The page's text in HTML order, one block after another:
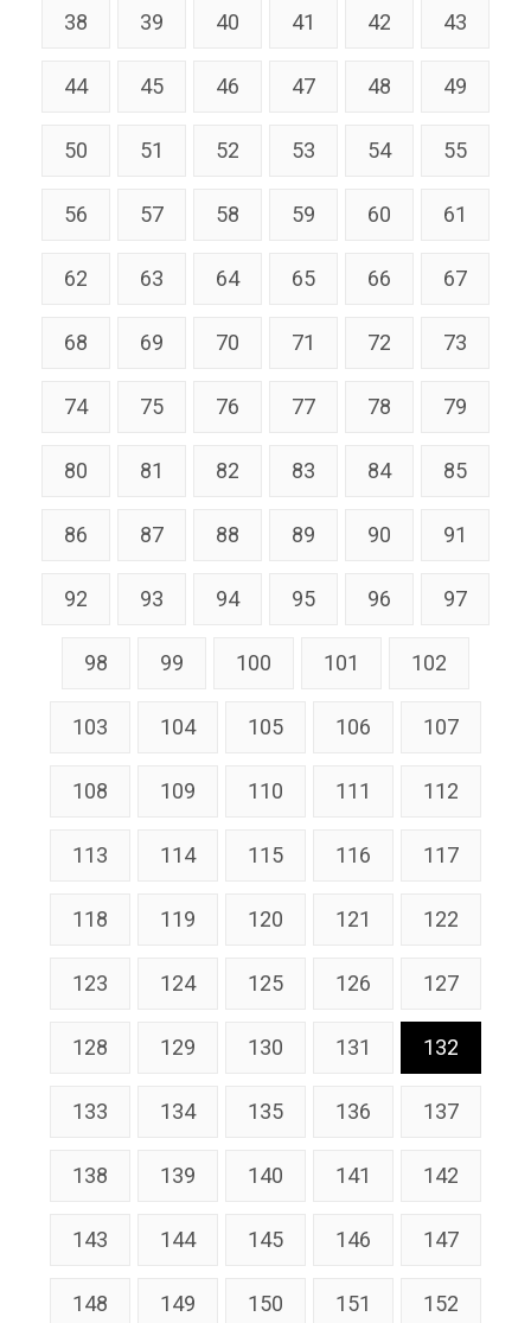
38 39 40 41 42 43
44 45 46 47 48 49
50 51 52 53 54 55
56 57 58 59 60 61
62 63 64 65 66 67
68 69 70 71 72 73
74 75 76 77 78 79
80 81 82 83 84 85
86 87 88 89 90 91
92 93 94 95 96 97
98 99 100 101 102
103 104 105 106 107
108 109 110 111 112
113 114 115 116 117
118 119 120 121 122
123 124 125 126 127
128 129 130 131 132
133 134 135 136 137
138 139 140 141 142
143 144 145 146 147
148 149 150 151 152